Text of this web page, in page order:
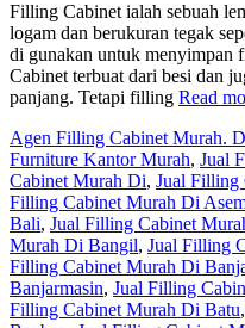
Filling Cabinet ialah sebuah
logam dan berukuran tegak
di gunakan untuk menyimpan
Cabinet terbuat dari besi dan
panjang. Tetapi filling Read
Agen Filling Cabinet Murah.
Furniture Kantor Murah, Jual
Cabinet Murah Di, Jual Filling
Filling Cabinet Murah Di
Bali, Jual Filling Cabinet
Murah Di Bangil, Jual Filling
Filling Cabinet Murah Di
Banjarmasin, Jual Filling
Filling Cabinet Murah Di Batu,